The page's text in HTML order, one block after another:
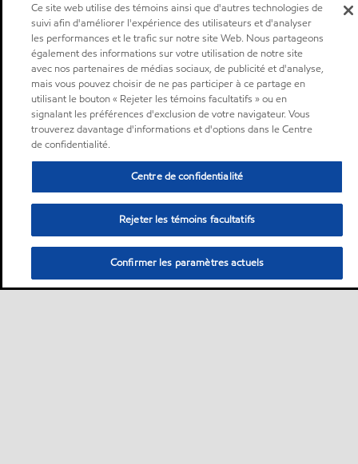
Ce site web utilise des témoins ainsi que d'autres technologies de
suivi afin d'améliorer l'expérience des utilisateurs et d'analyser
les performances et le trafic sur notre site Web. Nous partageons
également des informations sur votre utilisation de notre site
avec nos partenaires de médias sociaux, de publicité et d'analyse,
mais vous pouvez choisir de ne pas participer à ce partage en
utilisant le bouton « Rejeter les témoins facultatifs » ou en
signalant les préférences d'exclusion de votre navigateur. Vous
trouverez davantage d'informations et d'options dans le Centre
de confidentialité.
Centre de confidentialité
Rejeter les témoins facultatifs
Confirmer les paramètres actuels